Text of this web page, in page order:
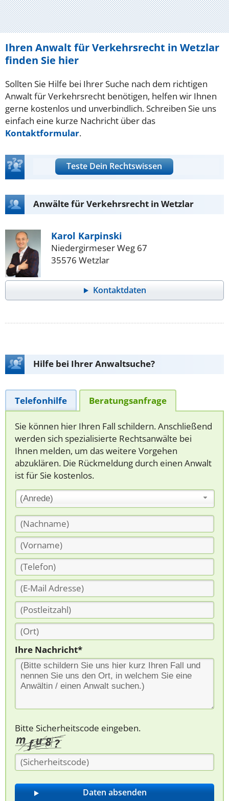
Ihren Anwalt für Verkehrsrecht in Wetzlar
finden Sie hier
Sollten Sie Hilfe bei Ihrer Suche nach dem richtigen
Anwalt für Verkehrsrecht benötigen, helfen wir Ihnen
gerne kostenlos und unverbindlich. Schreiben Sie uns
einfach eine kurze Nachricht über das
Kontaktformular.
Teste Dein Rechtswissen
Anwälte für Verkehrsrecht in Wetzlar
Karol Karpinski
Niedergirmeser Weg 67
35576 Wetzlar
Kontaktdaten
Hilfe bei Ihrer Anwaltsuche?
Telefonhilfe Beratungsanfrage
Sie können hier Ihren Fall schildern. Anschließend
werden sich spezialisierte Rechtsanwälte bei
Ihnen melden, um das weitere Vorgehen
abzuklären. Die Rückmeldung durch einen Anwalt
ist für Sie kostenlos.
(Anrede)
Ihre Nachricht*
Bitte Sicherheitscode eingeben.